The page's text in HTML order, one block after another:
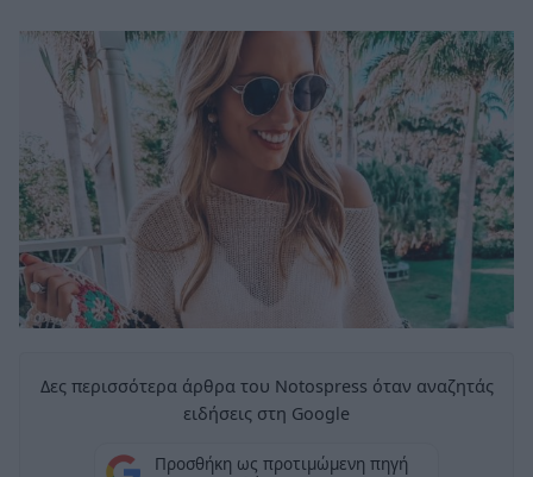
Δες περισσότερα άρθρα του Notospress όταν αναζητάς
ειδήσεις στη Google
Προσθήκη ως προτιμώμενη πηγή